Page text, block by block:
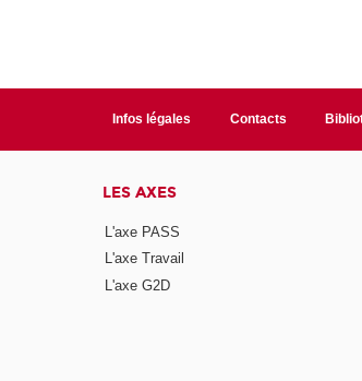
Infos légales Contacts
LES AXES
L'axe PASS
L'axe Travail
L'axe G2D